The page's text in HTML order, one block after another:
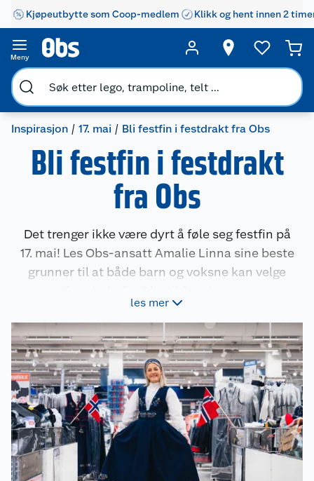
Kjøpeutbytte som Coop-medlem Klikk og hent innen 2
Meny
Inspirasjon 17. mai Bli festfin i festdrakt fra Obs
Bli festfin i festdrakt
fra Obs
Det trenger ikke være dyrt å føle seg festfin på
17. mai! Les Obs-ansatt Amalie Linna sine beste
grunner til at både barn og voksne kan velge
les mer